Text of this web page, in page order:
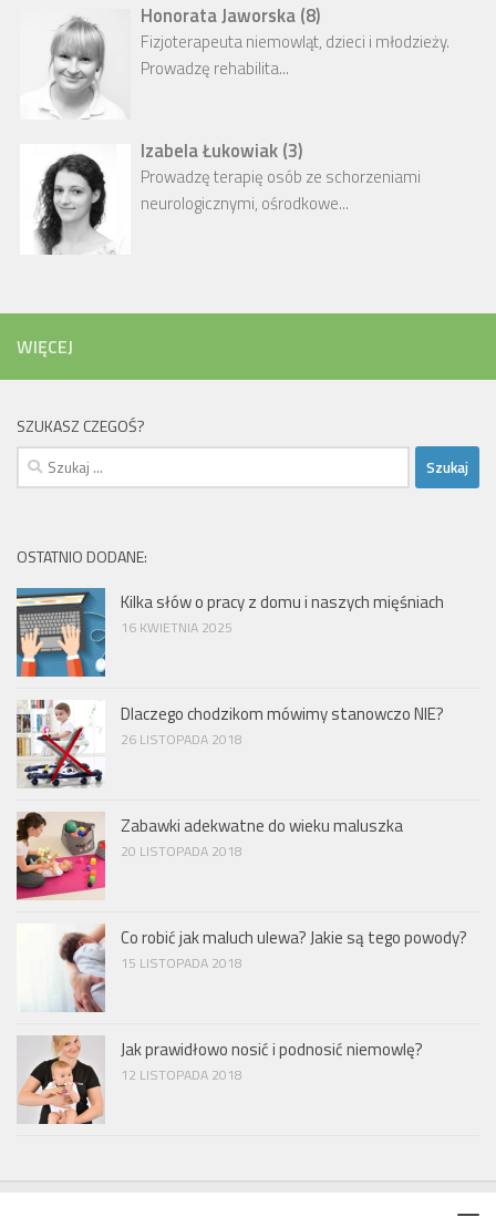
Honorata Jaworska (8)
Fizjoterapeuta niemowląt, dzieci i młodzieży.
Prowadzę rehabilita...
Izabela Łukowiak (3)
Prowadzę terapię osób ze schorzeniami
neurologicznymi, ośrodkowe...
WIĘCEJ
SZUKASZ CZEGOŚ?
Szukaj:
OSTATNIO DODANE:
Kilka słów o pracy z domu i naszych mięśniach
16 KWIETNIA 2025
Dlaczego chodzikom mówimy stanowczo NIE?
26 LISTOPADA 2018
Zabawki adekwatne do wieku maluszka
20 LISTOPADA 2018
Co robić jak maluch ulewa? Jakie są tego powody?
15 LISTOPADA 2018
Jak prawidłowo nosić i podnosić niemowlę?
12 LISTOPADA 2018